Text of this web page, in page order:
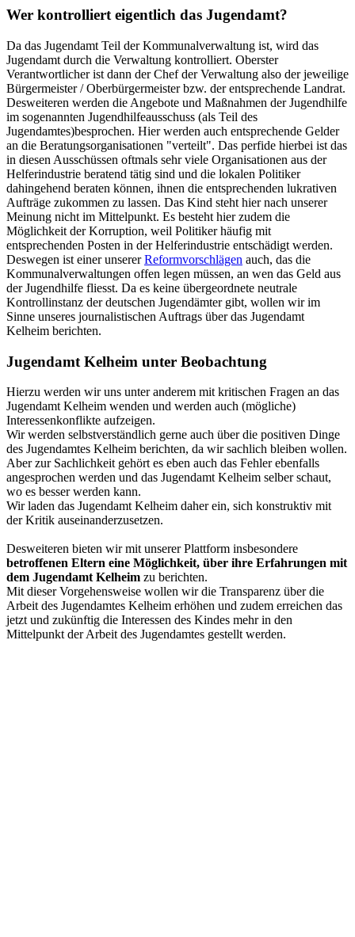
Wer kontrolliert eigentlich das Jugendamt?
Da das Jugendamt Teil der Kommunalverwaltung ist, wird das
Jugendamt durch die Verwaltung kontrolliert. Oberster
Verantwortlicher ist dann der Chef der Verwaltung also der jeweilige
Bürgermeister / Oberbürgermeister bzw. der entsprechende Landrat.
Desweiteren werden die Angebote und Maßnahmen der Jugendhilfe
im sogenannten Jugendhilfeausschuss (als Teil des
Jugendamtes)besprochen. Hier werden auch entsprechende Gelder
an die Beratungsorganisationen "verteilt". Das perfide hierbei ist das
in diesen Ausschüssen oftmals sehr viele Organisationen aus der
Helferindustrie beratend tätig sind und die lokalen Politiker
dahingehend beraten können, ihnen die entsprechenden lukrativen
Aufträge zukommen zu lassen. Das Kind steht hier nach unserer
Meinung nicht im Mittelpunkt. Es besteht hier zudem die
Möglichkeit der Korruption, weil Politiker häufig mit
entsprechenden Posten in der Helferindustrie entschädigt werden.
Deswegen ist einer unsererReformvorschlägen auch, das die
Kommunalverwaltungen offen legen müssen, an wen das Geld aus
der Jugendhilfe fliesst. Da es keine übergeordnete neutrale
Kontrollinstanz der deutschen Jugendämter gibt, wollen wir im
Sinne unseres journalistischen Auftrags über das Jugendamt
Kelheim berichten.
Jugendamt Kelheim unter Beobachtung
Hierzu werden wir uns unter anderem mit kritischen Fragen an das
Jugendamt Kelheim wenden und werden auch (mögliche)
Interessenkonflikte aufzeigen.
Wir werden selbstverständlich gerne auch über die positiven Dinge
des Jugendamtes Kelheim berichten, da wir sachlich bleiben wollen.
Aber zur Sachlichkeit gehört es eben auch das Fehler ebenfalls
angesprochen werden und das Jugendamt Kelheim selber schaut,
wo es besser werden kann.
Wir laden das Jugendamt Kelheim daher ein, sich konstruktiv mit
der Kritik auseinanderzusetzen.
Desweiteren bieten wir mit unserer Plattform insbesondere
betroffenen Eltern eine Möglichkeit, über ihre Erfahrungen mit
dem Jugendamt Kelheim zu berichten.
Mit dieser Vorgehensweise wollen wir die Transparenz über die
Arbeit des Jugendamtes Kelheim erhöhen und zudem erreichen das
jetzt und zukünftig die Interessen des Kindes mehr in den
Mittelpunkt der Arbeit des Jugendamtes gestellt werden.